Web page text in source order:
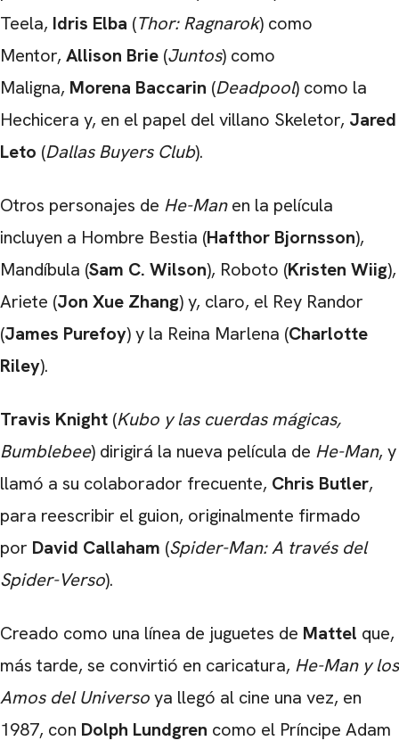
Teela, Idris Elba (Thor: Ragnarok) como
Mentor, Allison Brie (Juntos) como
Maligna, Morena Baccarin (Deadpool) como la
Hechicera y, en el papel del villano Skeletor, Jared
Leto (Dallas Buyers Club).
Otros personajes de He-Manen la película
incluyen a Hombre Bestia (Hafthor Bjornsson),
Mandíbula (Sam C. Wilson), Roboto (Kristen Wiig),
Ariete (Jon Xue Zhang) y, claro, el Rey Randor
(James Purefoy) y la Reina Marlena (Charlotte
Riley).
Travis Knight (Kubo y las cuerdas mágicas,
Bumblebee) dirigirá la nueva película de He-Man, y
llamó a su colaborador frecuente, Chris Butler,
para reescribir el guion, originalmente firmado
por David Callaham (Spider-Man: A través del
Spider-Verso).
Creado como una línea de juguetes de Mattel que,
más tarde, se convirtió en caricatura, He-Man y los
Amos del Universoya llegó al cine una vez, en
1987, con Dolph Lundgren como el Príncipe Adam